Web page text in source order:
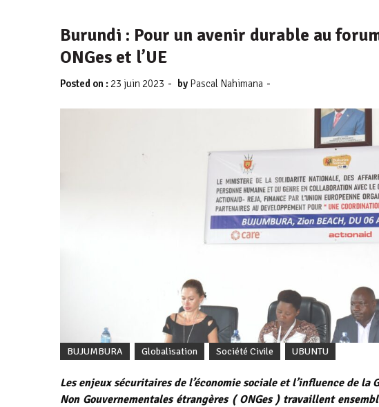
Burundi : Pour un avenir durable au
ONGes et l’UE
Posted on : 23 juin 2023 - by Pascal Nahimana -
BUJUMBURA Globalisation Société Civile UBUNTU
Les enjeux sécuritaires de l’économie sociale et l’influence de la
Non Gouvernementales étrangères ( ONGes ) travaillent